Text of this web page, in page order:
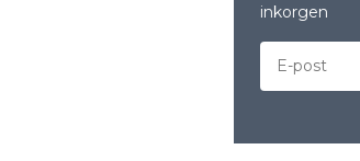
– Med PoE
övervakning.
av värme,
inkorgen